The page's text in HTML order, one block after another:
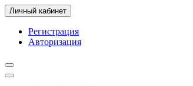
Личный кабинет
Регистрация
Авторизация